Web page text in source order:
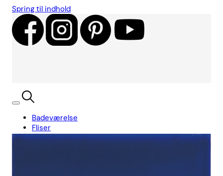
Spring til indhold
Badeværelse
Fliser
Showroom